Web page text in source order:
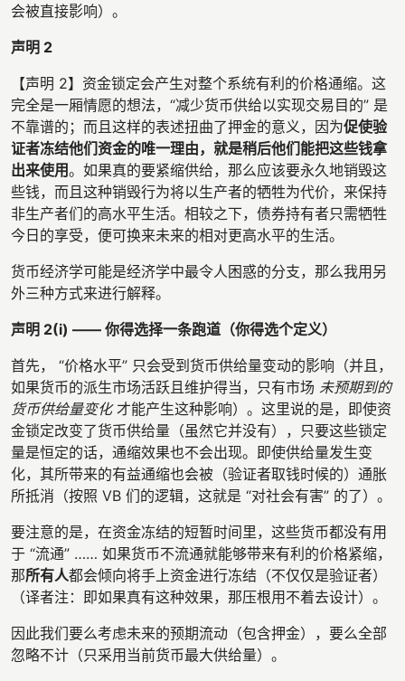
会被直接影响）。
声明 2
【声明 2】资金锁定会产生对整个系统有利的价格通缩。这
完全是一厢情愿的想法，“减少货币供给以实现交易目的” 是
不靠谱的；而且这样的表述扭曲了押金的意义，因为促使验
证者冻结他们资金的唯一理由，就是稍后他们能把这些钱拿
出来使用。如果真的要紧缩供给，那么应该要永久地销毁这
些钱，而且这种销毁行为将以生产者的牺牲为代价，来保持
非生产者们的高水平生活。相较之下，债券持有者只需牺牲
今日的享受，便可换来未来的相对更高水平的生活。
货币经济学可能是经济学中最令人困惑的分支，那么我用另
外三种方式来进行解释。
声明 2(i) —— 你得选择一条跑道（你得选个定义）
首先， “价格水平” 只会受到货币供给量变动的影响（并且，
如果货币的派生市场活跃且维护得当，只有市场 未预期到的
货币供给量变化才能产生这种影响）。这里说的是，即使资
金锁定改变了货币供给量（虽然它并没有），只要这些锁定
量是恒定的话，通缩效果也不会出现。即使供给量发生变
化，其所带来的有益通缩也会被（验证者取钱时候的）通胀
所抵消（按照 VB 们的逻辑，这就是 “对社会有害” 的了）。
要注意的是，在资金冻结的短暂时间里，这些货币都没有用
于 “流通” …… 如果货币不流通就能够带来有利的价格紧缩，
那所有人都会倾向将手上资金进行冻结（不仅仅是验证者）
（译者注：即如果真有这种效果，那压根用不着去设计）。
因此我们要么考虑未来的预期流动（包含押金），要么全部
忽略不计（只采用当前货币最大供给量）。